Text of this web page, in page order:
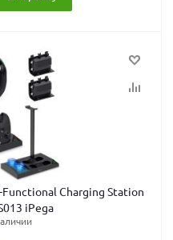
Functional Charging Station
iPega